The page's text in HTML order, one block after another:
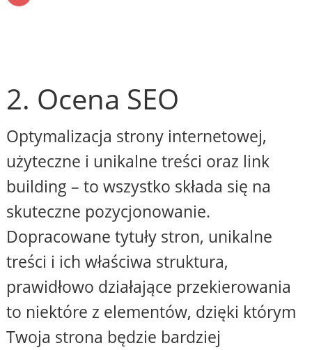
2. Ocena SEO
Optymalizacja strony internetowej,
użyteczne i unikalne treści oraz link
building – to wszystko składa się na
skuteczne pozycjonowanie.
Dopracowane tytuły stron, unikalne
treści i ich właściwa struktura,
prawidłowo działające przekierowania
to niektóre z elementów, dzięki którym
Twoja strona będzie bardziej